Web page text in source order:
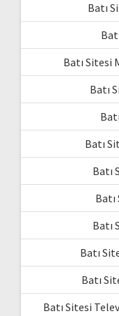
Batı
Batı Sitesi
Batı
Batı
Batı
Batı
Batı
Batı
Batı Sitesi